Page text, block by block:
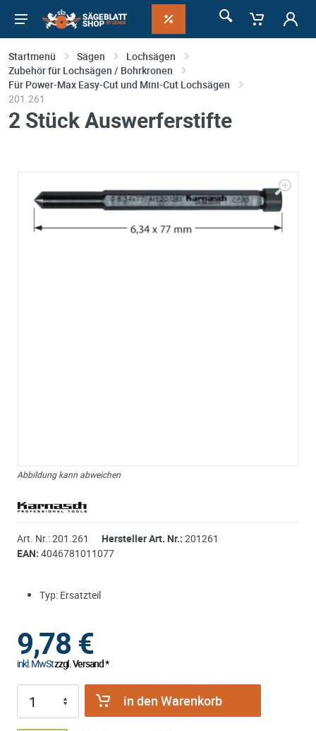
Startmenü Sägen
Lochsägen
Zubehör für Lochsägen / Bohrkronen
Für Power-Max Easy-Cut und Mini-Cut Lochsägen
201.261
2 Stück Auswerferstifte
Abbildung kann abweichen
Art. Nr.:201.261 Hersteller Art. Nr.: 201261
EAN: 4046781011077
Typ: Ersatzteil
9,78€
inkl. MwStzzgl. Versand *
in den Warenkorb